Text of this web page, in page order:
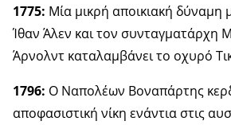
1775: Μία μικρή αποικιακή δύναμη
Ίθαν Άλεν και τον συνταγματάρχη
Άρνολντ καταλαμβάνει το οχυρό
1796: Ο Ναπολέων Βοναπάρτης
αποφασιστική νίκη ενάντια στις